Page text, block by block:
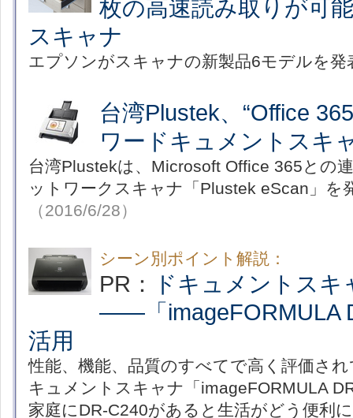
枚の高速読み取りが可
スキャナ
エプソンがスキャナの新製品6モデルを発
台湾Plustek、“Office
ワードキュメントスキ
台湾Plustekは、Microsoft Office 365との
ットワークスキャナ「Plustek eScan」を
（2016/6/28）
シーン別ポイント解説：
PR：
ドキュメントス
――「imageFORMULA
活用
性能、機能、品質のすべてで高く評価さ
キュメントスキャナ「imageFORMULA
家庭にDR-C240があると生活がどう便利